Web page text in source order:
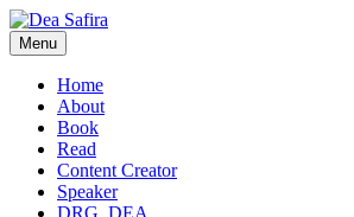
Skip
to
content
Menu
Home
About
Book
Read
Content Creator
Speaker
DRG. DEA